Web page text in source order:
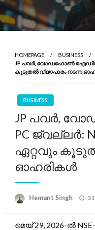
HOMEPAGE
BUSINESS
JP പവർ, വോഡഫോൺ ഐഡിയ,
കൂടുതൽ വ്യാപാരം നടന്ന
BUSINESS
JP പവർ,
PC ജ്വല്ലർ:
ഏറ്റവും
ഓഹരികൾ
Hemant Singh
മെയ് 29, 2026-ൽ